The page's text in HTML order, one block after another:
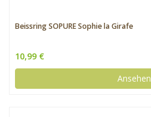
Beissring SOPURE Sophie la Girafe
10,99 €
Ansehen